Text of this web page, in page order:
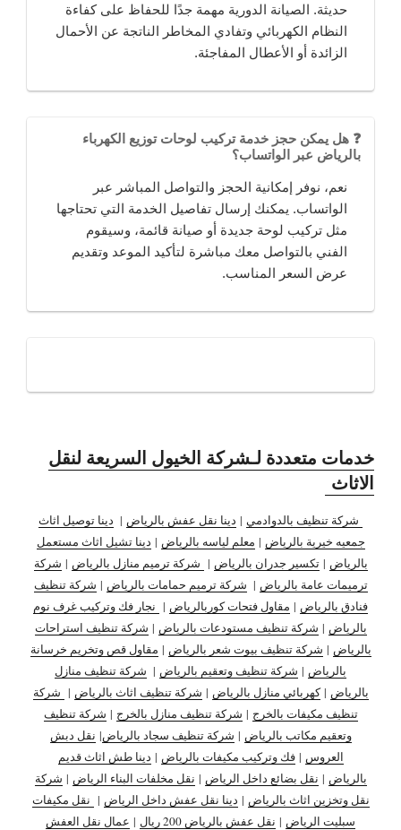
حديثة. الصيانة الدورية مهمة جدًا للحفاظ على كفاءة
النظام الكهربائي وتفادي المخاطر الناتجة عن الأحمال
الزائدة أو الأعطال المفاجئة.
❓ هل يمكن حجز خدمة تركيب لوحات توزيع الكهرباء
بالرياض عبر الواتساب؟
نعم، نوفر إمكانية الحجز والتواصل المباشر عبر
الواتساب. يمكنك إرسال تفاصيل الخدمة التي تحتاجها
مثل تركيب لوحة جديدة أو صيانة قائمة، وسيقوم
الفني بالتواصل معك مباشرة لتأكيد الموعد وتقديم
عرض السعر المناسب.
خدمات متعددة لـشركة الخيول السريعة لنقل
الاثاث
شركة تنظيف بالدوادمي | دينا نقل عفش بالرياض | دينا توصيل اثاث
جمعيه خيرية بالرياض | معلم لياسه بالرياض | دينا تشيل اثاث مستعمل
بالرياض |تكسير جدران بالرياض | شركة ترميم منازل بالرياض | شركة
ترميمات عامة بالرياض | شركة ترميم حمامات بالرياض | شركة تنظيف
فنادق بالرياض | مقاول فتحات كوربالرياض | نجار فك وتركيب غرف نوم
بالرياض | شركة تنظيف مستودعات بالرياض | شركة تنظيف استراحات
بالرياض | شركة تنظيف بيوت شعر بالرياض | مقاول قص وتخريم خرسانة
بالرياض | شركة تنظيف وتعقيم بالرياض | شركة تنظيف منازل
بالرياض |كهربائي منازل بالرياض | شركة تنظيف اثاث بالرياض | شركة
تنظيف مكيفات بالخرج | شركة تنظيف منازل بالخرج | شركة تنظيف
وتعقيم مكاتب بالرياض | شركة تنظيف سجاد بالرياض| نقل دبش
العروس |فك وتركيب مكيفات بالرياض | دينا طش اثاث قديم
بالرياض | نقل بضائع داخل الرياض | نقل مخلفات البناء الرياض | شركة
نقل وتخزين اثاث بالرياض | دينا نقل عفش داخل الرياض | نقل مكيفات
سبليت الرياض | نقل عفش بالرياض 200 ريال | عمال نقل العفش